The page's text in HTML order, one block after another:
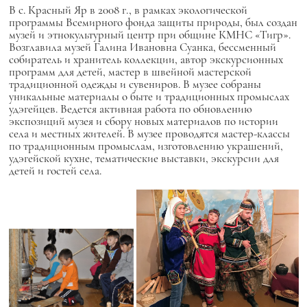
В с. Красный Яр в 2008 г., в рамках экологической
программы Всемирного фонда защиты природы, был создан
музей и этнокультурный центр при общине КМНС «Тигр».
Возглавила музей Галина Ивановна Суанка, бессменный
собиратель и хранитель коллекции, автор экскурсионных
программ для детей, мастер в швейной мастерской
традиционной одежды и сувениров. В музее собраны
уникальные материалы о быте и традиционных промыслах
удэгейцев. Ведется активная работа по обновлению
экспозиций музея и сбору новых материалов по истории
села и местных жителей. В музее проводятся мастер-классы
по традиционным промыслам, изготовлению украшений,
удэгейской кухне, тематические выставки, экскурсии для
детей и гостей села.